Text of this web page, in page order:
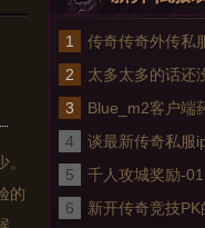
的
1 传奇传奇外传私
2
太多太多的话还
3
Blue_m2客户端
网明
4
谈最新传奇私服
的差距
5
千人攻城奖励-
合击私服套资料
6
新开传奇竞技